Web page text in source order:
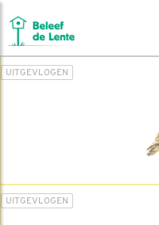
UITGEVLOGEN
UITGEVLOGEN